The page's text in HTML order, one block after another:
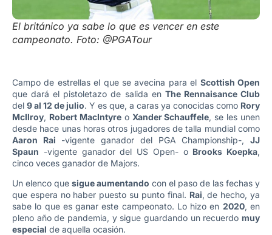
El británico ya sabe lo que es vencer en este
campeonato. Foto: @PGATour
Campo de estrellas el que se avecina para el Scottish Open
que dará el pistoletazo de salida en The Rennaisance Club
del 9 al 12 de julio. Y es que, a caras ya conocidas como Rory
McIlroy, Robert MacIntyreo Xander Schauffele, se les unen
desde hace unas horas otros jugadores de talla mundial como
Aaron Rai -vigente ganador del PGA Championship-,JJ
Spaun -vigente ganador del US Open- o Brooks Koepka,
cinco veces ganador de Majors.
Un elenco que sigue aumentando con el paso de las fechas y
que espera no haber puesto su punto final. Rai, de hecho, ya
sabe lo que es ganar este campeonato. Lo hizo en 2020, en
pleno año de pandemia, y sigue guardando un recuerdo muy
especial de aquella ocasión.